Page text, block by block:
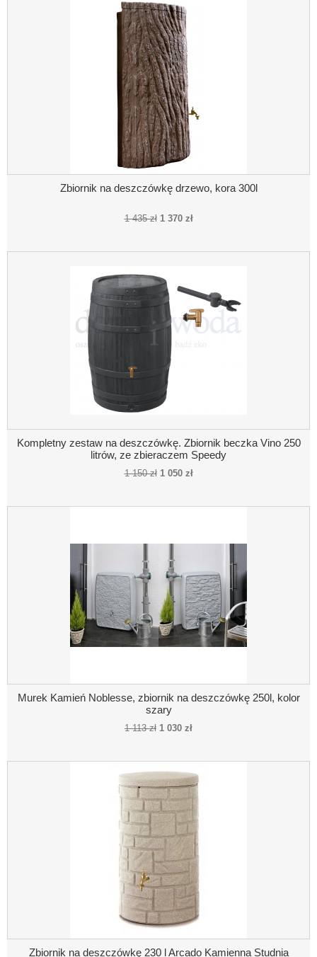
Zbiornik na deszczówkę drzewo, kora 300l
1 435 zł 1 370 zł
Kompletny zestaw na deszczówkę. Zbiornik beczka Vino 250
litrów, ze zbieraczem Speedy
1 150 zł 1 050 zł
Murek Kamień Noblesse, zbiornik na deszczówkę 250l, kolor
szary
1 113 zł 1 030 zł
Zbiornik na deszczówkę 230 l Arcado Kamienna Studnia